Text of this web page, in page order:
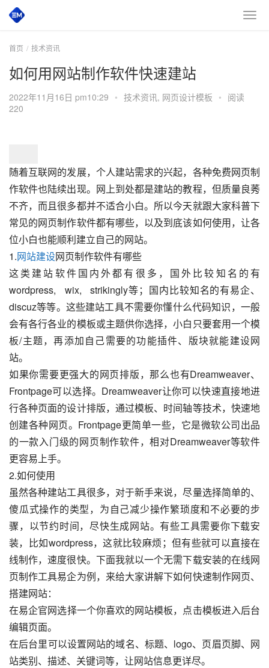
首页 技术资讯
如何用网站制作软件快速建站
2022年11月16日 pm10:29 • 技术资讯, 网页设计模板 • 阅读
220
随着互联网的发展，个人建站需求的兴起，各种免费网页制
作软件也陆续出现。网上到处都是建站的教程，但质量良莠
不齐，而且很多都并不适合小白。所以今天就跟大家科普下
常见的网页制作软件都有哪些，以及到底该如何使用，让各
位小白也能顺利建立自己的网站。
1.网站建设网页制作软件有哪些
这类建站软件国内外都有很多，国外比较知名的有
wordpress,   wix,   strikingly等；国内比较知名的有易企、
discuz等等。这些建站工具不需要你懂什么代码知识，一般
会有各行各业的模板或主题供你选择，小白只要套用一个模
板/主题，再添加自己需要的功能插件、版块就能建设网
站。
如果你需要更强大的网页排版，那么也有Dreamweaver、
Frontpage可以选择。Dreamweaver让你可以快速直接地进
行各种页面的设计排版，通过模板、时间轴等技术，快速地
创建各种网页。Frontpage更简单一些，它是微软公司出品
的一款入门级的网页制作软件，相对Dreamweaver等软件
更容易上手。
2.如何使用
虽然各种建站工具很多，对于新手来说，尽量选择简单的、
傻瓜式操作的类型，为自己减少操作繁琐度和不必要的步
骤，以节约时间，尽快生成网站。有些工具需要你下载安
装，比如wordpress，这就比较麻烦；但有些就可以直接在
线制作，速度很快。下面我就以一个无需下载安装的在线网
页制作工具易企为例，来给大家讲解下如何快速制作网页、
搭建网站：
在易企官网选择一个你喜欢的网站模板，点击模板进入后台
编辑页面。
在后台里可以设置网站的域名、标题、logo、页眉页脚、网
站类别、描述、关键词等，让网站信息更详尽。